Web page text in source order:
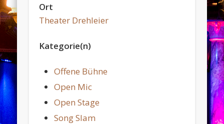
Ort
Theater Drehleier
Kategorie(n)
Offene Bühne
Open Mic
Open Stage
Song Slam